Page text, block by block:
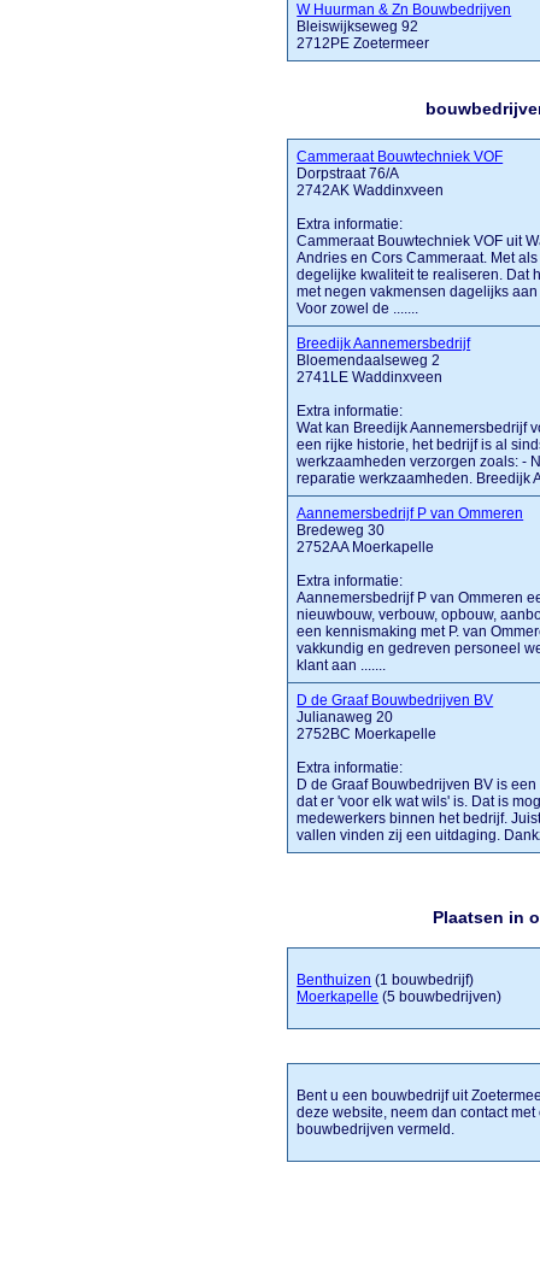
W Huurman & Zn Bouwbedrijven
Bleiswijkseweg 92
2712PE Zoetermeer
Cammeraat Bouwtechniek VOF
Dorpstraat 76/A
2742AK Waddinxveen
Extra informatie:
Cammeraat Bouwtechniek VOF uit
Andries en Cors Cammeraat. Met
degelijke kwaliteit te realiseren. Dat
met negen vakmensen dagelijks
Voor zowel de .......
Breedijk Aannemersbedrijf
Bloemendaalseweg 2
2741LE Waddinxveen
Extra informatie:
Wat kan Breedijk Aannemersbedrijf
een rijke historie, het bedrijf is al
werkzaamheden verzorgen zoals: -
reparatie werkzaamheden. Breedijk
Aannemersbedrijf P van Ommeren
Bredeweg 30
2752AA Moerkapelle
Extra informatie:
Aannemersbedrijf P van Ommeren
nieuwbouw, verbouw, opbouw,
een kennismaking met P. van
vakkundig en gedreven personeel
klant aan .......
D de Graaf Bouwbedrijven BV
Julianaweg 20
2752BC Moerkapelle
Extra informatie:
D de Graaf Bouwbedrijven BV is
dat er 'voor elk wat wils' is. Dat is
medewerkers binnen het bedrijf.
vallen vinden zij een uitdaging.
Plaatsen in
Benthuizen (1 bouwbedrijf)
Moerkapelle (5 bouwbedrijven)
Bent u een bouwbedrijf uit
deze website, neem dan contact
bouwbedrijven vermeld.